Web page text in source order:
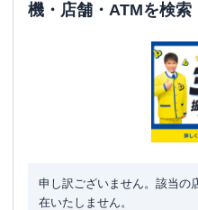
機・店舗・ATMを検索
申し訳ございません。該当の
在いたしません。